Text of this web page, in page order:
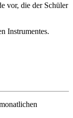
vor, die der Schüler
Instrumentes.